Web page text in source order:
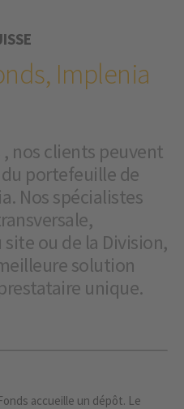
Implenia
nos clients peuvent
du portefeuille de
Nos spécialistes
ou de la Division,
solution
unique.
accueille un dépôt. Le